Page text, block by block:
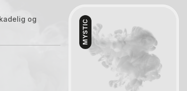
og
MYSTIC
Kontakt oss